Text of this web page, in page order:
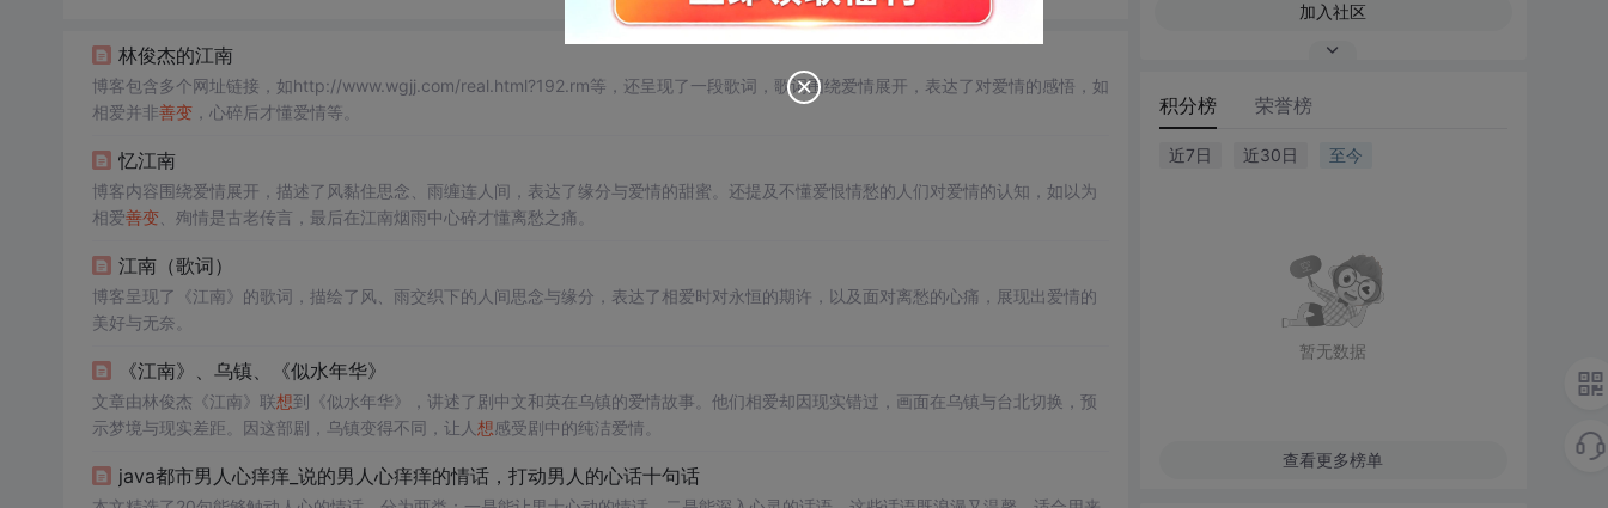
林俊杰的江南
博客包含多个网址链接，如http://www.wgjj.com/real.html?192.rm等，还呈现了一段歌词，歌词围绕爱情展开，表达了对爱情的感悟，如
相爱并非善变，心碎后才懂爱情等。
忆江南
博客内容围绕爱情展开，描述了风黏住思念、雨缠连人间，表达了缘分与爱情的甜蜜。还提及不懂爱恨情愁的人们对爱情的认知，如以为
相爱善变、殉情是古老传言，最后在江南烟雨中心碎才懂离愁之痛。
江南（歌词）
博客呈现了《江南》的歌词，描绘了风、雨交织下的人间思念与缘分，表达了相爱时对永恒的期许，以及面对离愁的心痛，展现出爱情的
美好与无奈。
《江南》、乌镇、《似水年华》
文章由林俊杰《江南》联想到《似水年华》，讲述了剧中文和英在乌镇的爱情故事。他们相爱却因现实错过，画面在乌镇与台北切换，预
示梦境与现实差距。因这部剧，乌镇变得不同，让人 想感受剧中的纯洁爱情。
java都市男人心痒痒_说的男人心痒痒的情话，打动男人的心话十句话
加入社区
积分榜 荣誉榜
近7日 近30日 至今
暂无数据
查看更多榜单